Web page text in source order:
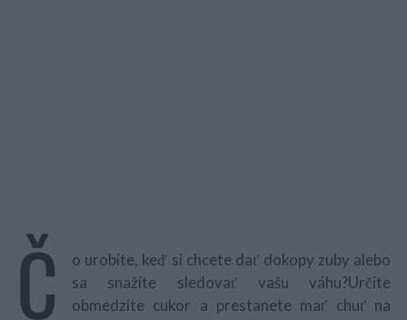
Č
o urobíte, keď si chcete dať dokopy zuby alebo
sa snažíte sledovať vašu váhu?Určite
obmedzíte cukor a prestanete mať chuť na